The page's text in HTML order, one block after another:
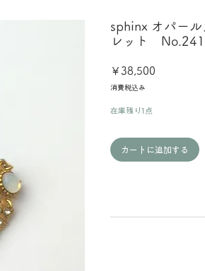
sphinx オパー
レット
￥38,500
消費税込み
在庫残り1点
カートに追加する